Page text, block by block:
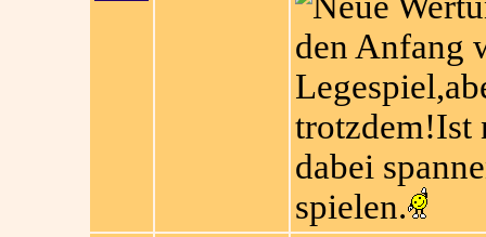
den Anfang
trotzdem!Ist
dabei
spielen.